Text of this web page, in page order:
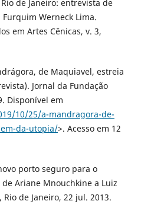
de Janeiro: entrevista de
Furquim Werneck Lima.
em Artes Cênicas, v. 3,
de Maquiavel, estreia
Jornal da Fundação
Disponível em
10/25/a-mandragora-de-
da-utopia/>. Acesso em 12
porto seguro para o
Ariane Mnouchkine a Luiz
de Janeiro, 22 jul. 2013.